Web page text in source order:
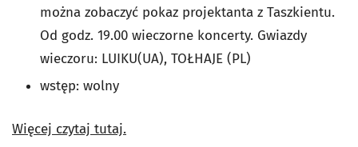
można zobaczyć pokaz projektanta z Taszkientu.
Od godz. 19.00 wieczorne koncerty. Gwiazdy
wieczoru: LUIKU(UA), TOŁHAJE (PL)
wstęp: wolny
Więcej czytaj tutaj.